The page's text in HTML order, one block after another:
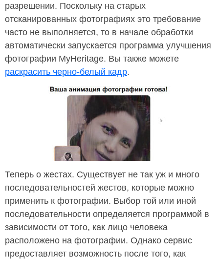
разрешении. Поскольку на старых
отсканированных фотографиях это требование
часто не выполняется, то в начале обработки
автоматически запускается программа улучшения
фотографии MyHeritage. Вы также можете
раскрасить черно-белый кадр.
Теперь о жестах. Существует не так уж и много
последовательностей жестов, которые можно
применить к фотографии. Выбор той или иной
последовательности определяется программой в
зависимости от того, как лицо человека
расположено на фотографии. Однако сервис
предоставляет возможность после того, как